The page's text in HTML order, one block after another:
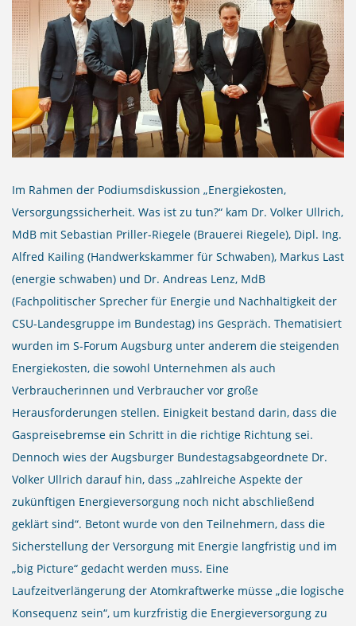
Im Rahmen der Podiumsdiskussion „Energiekosten,
Versorgungssicherheit. Was ist zu tun?“ kam Dr. Volker Ullrich,
MdB mit Sebastian Priller-Riegele (Brauerei Riegele), Dipl. Ing.
Alfred Kailing (Handwerkskammer für Schwaben), Markus Last
(energie schwaben) und Dr. Andreas Lenz, MdB
(Fachpolitischer Sprecher für Energie und Nachhaltigkeit der
CSU-Landesgruppe im Bundestag) ins Gespräch. Thematisiert
wurden im S-Forum Augsburg unter anderem die steigenden
Energiekosten, die sowohl Unternehmen als auch
Verbraucherinnen und Verbraucher vor große
Herausforderungen stellen. Einigkeit bestand darin, dass die
Gaspreisebremse ein Schritt in die richtige Richtung sei.
Dennoch wies der Augsburger Bundestagsabgeordnete Dr.
Volker Ullrich darauf hin, dass „zahlreiche Aspekte der
zukünftigen Energieversorgung noch nicht abschließend
geklärt sind“. Betont wurde von den Teilnehmern, dass die
Sicherstellung der Versorgung mit Energie langfristig und im
„big Picture“ gedacht werden muss. Eine
Laufzeitverlängerung der Atomkraftwerke müsse „die logische
Konsequenz sein“, um kurzfristig die Energieversorgung zu